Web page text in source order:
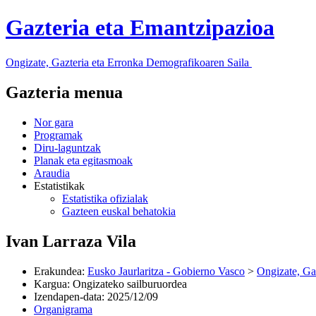
Gazteria eta Emantzipazioa
Ongizate, Gazteria eta Erronka Demografikoaren Saila
Gazteria menua
Nor gara
Programak
Diru-laguntzak
Planak eta egitasmoak
Araudia
Estatistikak
Estatistika ofizialak
Gazteen euskal behatokia
Ivan Larraza Vila
Erakundea: Eusko Jaurlaritza - Gobierno Vasco > Ongizate,
Kargua: Ongizateko sailburuordea
Izendapen-data: 2025/12/09
Organigrama